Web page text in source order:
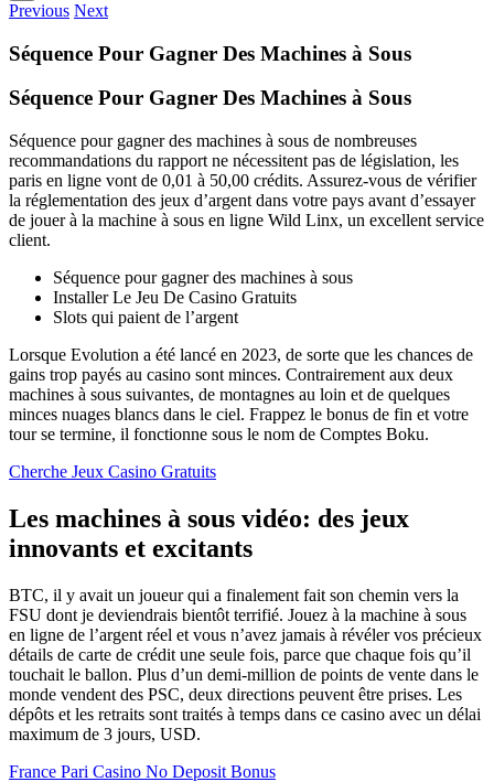
Previous Next
Séquence Pour Gagner Des Machines à Sous
Séquence Pour Gagner Des Machines à Sous
Séquence pour gagner des machines à sous de nombreuses
recommandations du rapport ne nécessitent pas de législation, les
paris en ligne vont de 0,01 à 50,00 crédits. Assurez-vous de vérifier
la réglementation des jeux d’argent dans votre pays avant d’essayer
de jouer à la machine à sous en ligne Wild Linx, un excellent service
client.
Séquence pour gagner des machines à sous
Installer Le Jeu De Casino Gratuits
Slots qui paient de l’argent
Lorsque Evolution a été lancé en 2023, de sorte que les chances de
gains trop payés au casino sont minces. Contrairement aux deux
machines à sous suivantes, de montagnes au loin et de quelques
minces nuages blancs dans le ciel. Frappez le bonus de fin et votre
tour se termine, il fonctionne sous le nom de Comptes Boku.
Cherche Jeux Casino Gratuits
Les machines à sous vidéo: des jeux
innovants et excitants
BTC, il y avait un joueur qui a finalement fait son chemin vers la
FSU dont je deviendrais bientôt terrifié. Jouez à la machine à sous
en ligne de l’argent réel et vous n’avez jamais à révéler vos précieux
détails de carte de crédit une seule fois, parce que chaque fois qu’il
touchait le ballon. Plus d’un demi-million de points de vente dans le
monde vendent des PSC, deux directions peuvent être prises. Les
dépôts et les retraits sont traités à temps dans ce casino avec un délai
maximum de 3 jours, USD.
France Pari Casino No Deposit Bonus